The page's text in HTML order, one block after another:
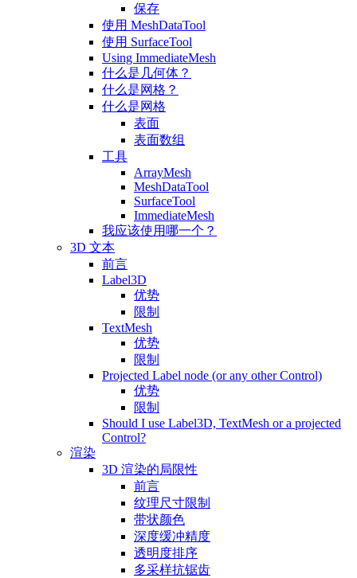
保存
使用 MeshDataTool
使用 SurfaceTool
Using ImmediateMesh
什么是几何体？
什么是网格？
什么是网格
表面
表面数组
工具
ArrayMesh
MeshDataTool
SurfaceTool
ImmediateMesh
我应该使用哪一个？
3D 文本
前言
Label3D
优势
限制
TextMesh
优势
限制
Projected Label node (or any other Control)
优势
限制
Should I use Label3D, TextMesh or a projected
Control?
渲染
3D 渲染的局限性
前言
纹理尺寸限制
带状颜色
深度缓冲精度
透明度排序
多采样抗锯齿